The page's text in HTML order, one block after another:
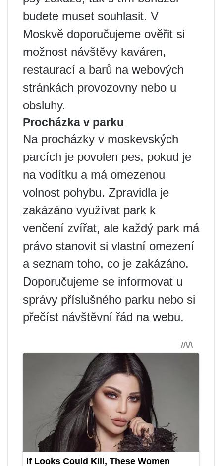
budete muset souhlasit. V
Moskvě doporučujeme ověřit si
možnost návštěvy kaváren,
restaurací a barů na webových
stránkách provozovny nebo u
obsluhy.
Procházka v parku
Na procházky v moskevských
parcích je povolen pes, pokud je
na vodítku a má omezenou
volnost pohybu. Zpravidla je
zakázáno využívat park k
venčení zvířat, ale každý park má
právo stanovit si vlastní omezení
a seznam toho, co je zakázáno.
Doporučujeme se informovat u
správy příslušného parku nebo si
přečíst návštěvní řád na webu.